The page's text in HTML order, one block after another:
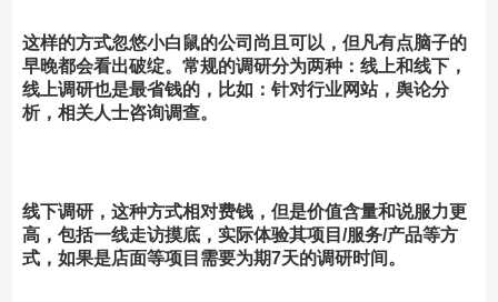
这样的方式忽悠小白鼠的公司尚且可以，但凡有点脑子的
早晚都会看出破绽。常规的调研分为两种：线上和线下，
线上调研也是最省钱的，比如：针对行业网站，舆论分
析，相关人士咨询调查。
线下调研，这种方式相对费钱，但是价值含量和说服力更
高，包括一线走访摸底，实际体验其项目/服务/产品等方
式，如果是店面等项目需要为期7天的调研时间。